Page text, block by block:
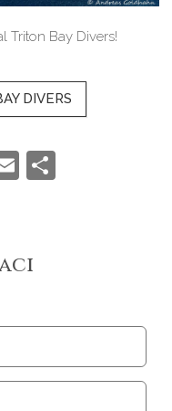
Triton Bay Divers!
DIVERS
Email